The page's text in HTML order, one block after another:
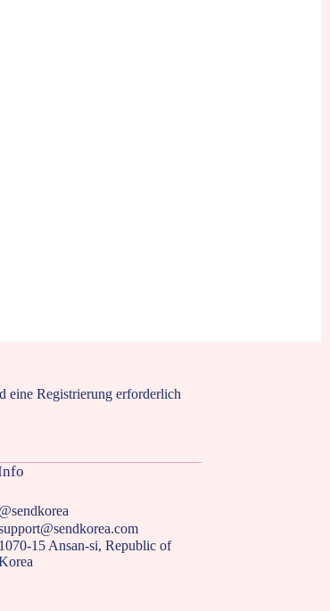
eine Registrierung erforderlich
@sendkorea
1070-15 Ansan-si, Republic of